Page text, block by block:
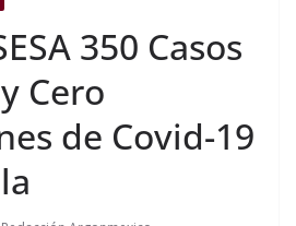
350 Casos
Cero
de Covid-19